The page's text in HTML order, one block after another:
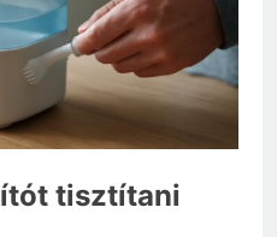
Mit hány fokon kell
3 Nap Ezelőtt
tisztítani